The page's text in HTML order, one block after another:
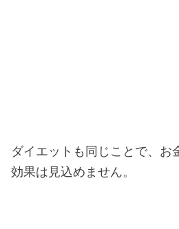
ダイエットも同じことで、お
効果は見込めません。